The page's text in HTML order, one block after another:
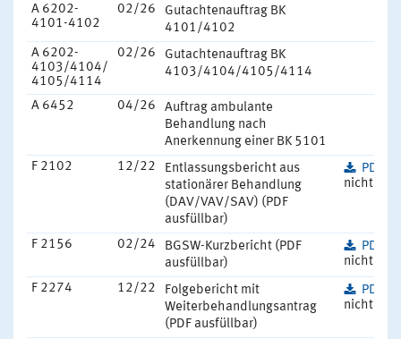
A 6202-
4101-4102
02/26
Gutachtenauftrag BK
4101/4102
A 6202-
4103/4104/
4105/4114
02/26
Gutachtenauftrag BK
4103/4104/4105/4114
A 6452 04/26
Auftrag ambulante
Behandlung nach
Anerkennung einer BK 5101
F 2102
12/22
Entlassungsbericht aus
stationärer Behandlung
(DAV/VAV/SAV) (PDF
ausfüllbar)
PDF
nicht
F 2156 02/24
BGSW-Kurzbericht (PDF
ausfüllbar)
PDF
nicht
F 2274
12/22
Folgebericht mit
Weiterbehandlungsantrag
(PDF ausfüllbar)
PDF
nicht